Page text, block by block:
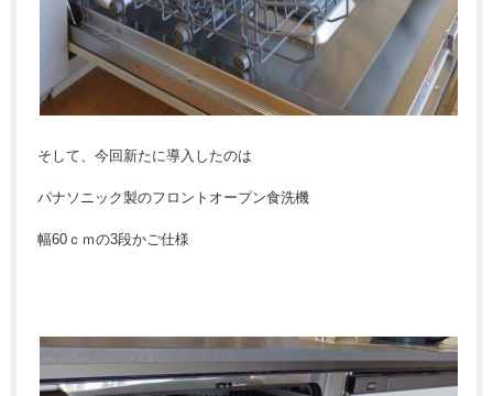
そして、今回新たに導入したのは
パナソニック製のフロントオープン食洗機
幅60ｃｍの3段かご仕様